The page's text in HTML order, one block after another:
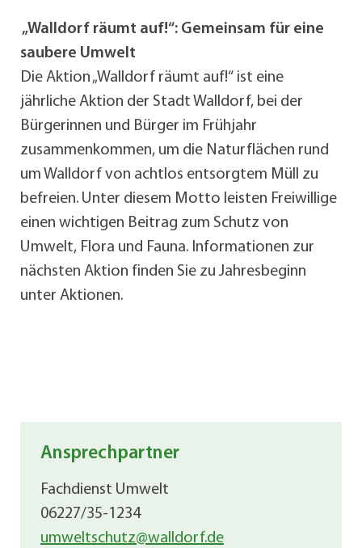
„Walldorf räumt auf!“: Gemeinsam für eine
saubere Umwelt
Die Aktion „Walldorf räumt auf!“ ist eine
jährliche Aktion der Stadt Walldorf, bei der
Bürgerinnen und Bürger im Frühjahr
zusammenkommen, um die Naturflächen rund
um Walldorf von achtlos entsorgtem Müll zu
befreien. Unter diesem Motto leisten Freiwillige
einen wichtigen Beitrag zum Schutz von
Umwelt, Flora und Fauna. Informationen zur
nächsten Aktion finden Sie zu Jahresbeginn
unter Aktionen.
Ansprechpartner
Fachdienst Umwelt
06227/35-1234
umweltschutz@walldorf.de